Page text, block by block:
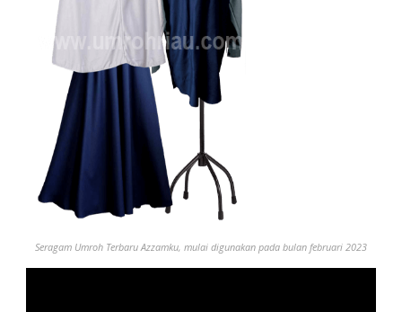
Seragam Umroh Terbaru Azzamku, mulai digunakan pada bulan februari 2023